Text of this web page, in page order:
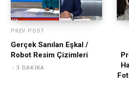
PREV POST
Gerçek Sanılan Eşkal /
Robot Resim Çizimleri
3 DAKIKA